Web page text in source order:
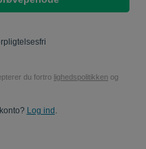
du fortro lighedspolitikken og
Log ind .